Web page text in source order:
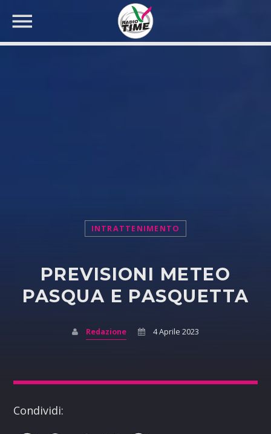
INTRATTENIMENTO
PREVISIONI METEO
PASQUA E PASQUETTA
Redazione 4 Aprile 2023
Condividi: